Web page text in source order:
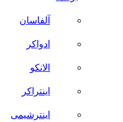
آلفاسان
ادواکر
الانکو
اینتراکر
اینترشیمی